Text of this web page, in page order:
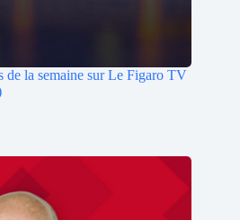
la semaine sur Le Figaro TV